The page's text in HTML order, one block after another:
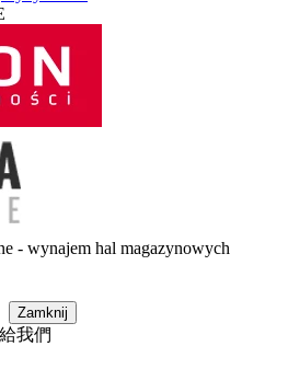
- wynajem hal magazynowych
Zamknij
我們